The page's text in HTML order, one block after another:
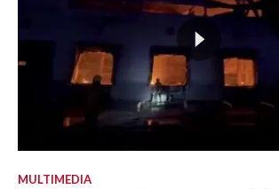
MULTIMEDIA